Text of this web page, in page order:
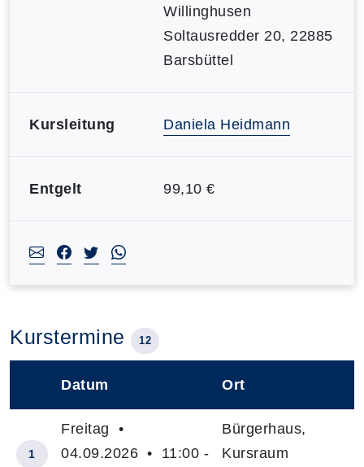
Willinghusen
Soltausredder 20, 22885
Barsbüttel
Kursleitung Daniela Heidmann
Entgelt 99,10 €
Kurstermine 12
Datum Ort
1
Freitag •
04.09.2026 • 11:00 -
Bürgerhaus,
Kursraum